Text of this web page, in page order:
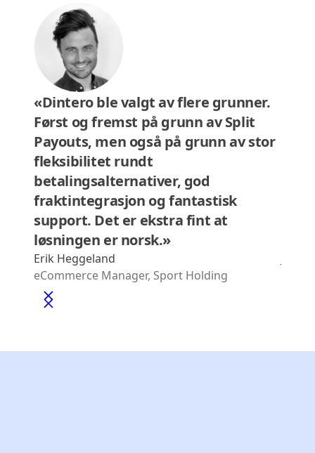
«Dintero ble valgt av flere grunner.
Først og fremst på grunn av Split
Payouts, men også på grunn av stor
fleksibilitet rundt
betalingsalternativer, god
fraktintegrasjon og fantastisk
support. Det er ekstra fint at
løsningen er norsk.»
Erik Heggeland
eCommerce Manager, Sport Holding